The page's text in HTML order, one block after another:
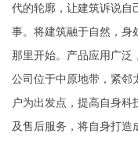
代的轮廓，让建筑诉说自
事。将建筑融于自然，身
那里开始。产品应用广泛
公司位于中原地带，紧邻
户为出发点，提高自身科
及售后服务，将自身打造